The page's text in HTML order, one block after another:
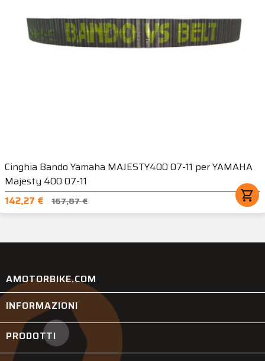
Cinghia Bando Yamaha MAJESTY400 07-11 per YAMAHA
Majesty 400 07-11
142,27 €
167,87 € shopping_cart
AMOTORBIKE.COM
INFORMAZIONI
PRODOTTI